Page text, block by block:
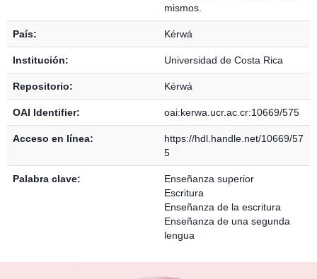
mismos.
País: Kérwá
Institución: Universidad de Costa Rica
Repositorio: Kérwá
OAI Identifier: oai:kerwa.ucr.ac.cr:10669/575
Acceso en línea:
https://hdl.handle.net/10669/57
5
Palabra clave:
Enseñanza superior
Escritura
Enseñanza de la escritura
Enseñanza de una segunda
lengua